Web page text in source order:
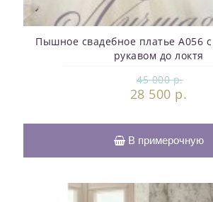
Пышное свадебное платье A056
рукавом до локтя
45 000 р.
28 500 р.
В примерочную